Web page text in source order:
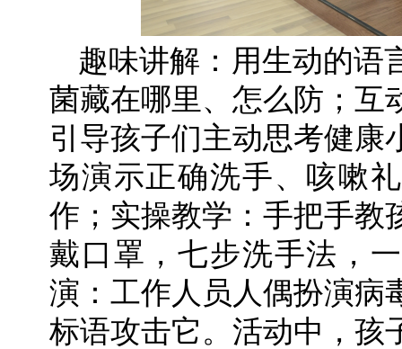
趣味讲解：用生动的语
菌藏在哪里、怎么防；互
引导孩子们主动思考健康
场演示正确洗手、咳嗽
作；实操教学：手把手教
戴口罩，七步洗手法，
演：工作人员人偶扮演病
标语攻击它。活动中，孩